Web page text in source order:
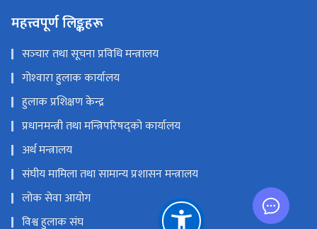
महत्त्वपूर्ण लिङ्कहरू
सञ्‍चार तथा सूचना प्रविधि मन्त्रालय
गोश्‍वारा हुलाक कार्यालय
हुलाक प्रशिक्षण केन्द्र
प्रधानमन्त्री तथा मन्त्रिपरिषद्को कार्यालय
अर्थ मन्त्रालय
संघीय मामिला तथा सामान्य प्रशासन मन्त्रालय
लोक सेवा आयोग